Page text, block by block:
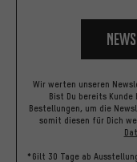
Wir werten unseren
Bist Du bereits
Bestellungen, um die
somit diesen für Dich
*Gilt 30 Tage ab